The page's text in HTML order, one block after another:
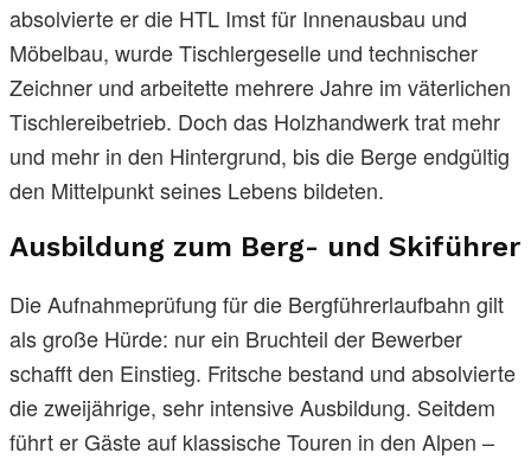
absolvierte er die HTL Imst für Innenausbau und
Möbelbau, wurde Tischlergeselle und technischer
Zeichner und arbeitette mehrere Jahre im väterlichen
Tischlereibetrieb. Doch das Holzhandwerk trat mehr
und mehr in den Hintergrund, bis die Berge endgültig
den Mittelpunkt seines Lebens bildeten.
Ausbildung zum Berg- und Skiführer
Die Aufnahmeprüfung für die Bergführerlaufbahn gilt
als große Hürde: nur ein Bruchteil der Bewerber
schafft den Einstieg. Fritsche bestand und absolvierte
die zweijährige, sehr intensive Ausbildung. Seitdem
führt er Gäste auf klassische Touren in den Alpen –